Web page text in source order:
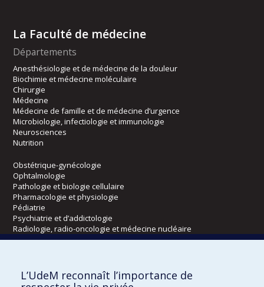
La Faculté de médecine
Départements
Anesthésiologie et de médecine de la douleur
Biochimie et médecine moléculaire
Chirurgie
Médecine
Médecine de famille et de médecine d’urgence
Microbiologie, infectiologie et immunologie
Neurosciences
Nutrition
Obstétrique-gynécologie
Ophtalmologie
Pathologie et biologie cellulaire
Pharmacologie et physiologie
Pédiatrie
Psychiatrie et d’addictologie
Radiologie, radio-oncologie et médecine nucléaire
Écoles
L’UdeM reconnaît l’importance de